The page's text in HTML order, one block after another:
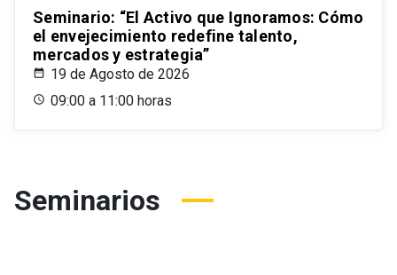
Seminario: “El Activo que Ignoramos: Cómo
el envejecimiento redefine talento,
mercados y estrategia”
19 de Agosto de 2026
09:00 a 11:00 horas
Seminarios